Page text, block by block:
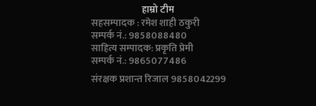
हाम्रो टीम
सहसम्पादक : रमेश शाही ठकुरी
सम्पर्क नं.: 9858088480
साहित्य सम्पादक: प्रकृति प्रेमी
सम्पर्क नं.: 9865077486
संरक्षक प्रशान्त रिजाल 9858042299